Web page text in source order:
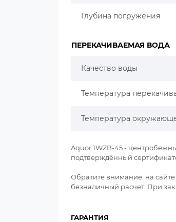
Глубина погружения
ПЕРЕКАЧИВАЕМАЯ ВОДА
Качество воды
Температура
Температура
Aquor 1WZB-45 -
подтверждённый
Обратите внимание: на
безналичный расчет. При
ГАРАНТИЯ